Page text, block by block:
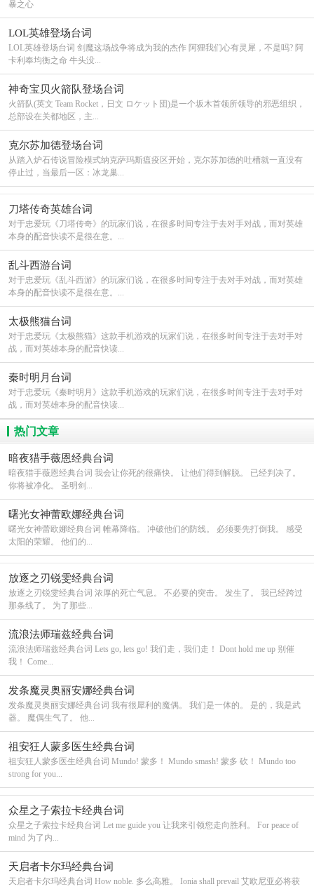
暴之心
LOL英雄登场台词
LOL英雄登场台词 剑魔这场战争将成为我的杰作 阿狸我们心有灵犀，不是吗? 阿
卡利奉均衡之命 牛头没...
神奇宝贝火箭队登场台词
火箭队(英文 Team Rocket，日文 ロケット団)是一个坂木首领所领导的邪恶组织，
总部设在关都地区，主...
克尔苏加德登场台词
从踏入炉石传说冒险模式纳克萨玛斯瘟疫区开始，克尔苏加德的吐槽就一直没有
停止过，当最后一区：冰龙巢...
刀塔传奇英雄台词
对于忠爱玩《刀塔传奇》的玩家们说，在很多时间专注于去对手对战，而对英雄
本身的配音快读不是很在意。...
乱斗西游台词
对于忠爱玩《乱斗西游》的玩家们说，在很多时间专注于去对手对战，而对英雄
本身的配音快读不是很在意。...
太极熊猫台词
对于忠爱玩《太极熊猫》这款手机游戏的玩家们说，在很多时间专注于去对手对
战，而对英雄本身的配音快读...
秦时明月台词
对于忠爱玩《秦时明月》这款手机游戏的玩家们说，在很多时间专注于去对手对
战，而对英雄本身的配音快读...
热门文章
暗夜猎手薇恩经典台词
暗夜猎手薇恩经典台词 我会让你死的很痛快。 让他们得到解脱。 已经判决了。
你将被净化。 圣明剑...
曙光女神蕾欧娜经典台词
曙光女神蕾欧娜经典台词 帷幕降临。 冲破他们的防线。 必须要先打倒我。 感受
太阳的荣耀。 他们的...
放逐之刃锐雯经典台词
放逐之刃锐雯经典台词 浓厚的死亡气息。 不必要的突击。 发生了。 我已经跨过
那条线了。 为了那些...
流浪法师瑞兹经典台词
流浪法师瑞兹经典台词 Lets go, lets go! 我们走，我们走！ Dont hold me up 别催
我！ Come...
发条魔灵奥丽安娜经典台词
发条魔灵奥丽安娜经典台词 我有很犀利的魔偶。 我们是一体的。 是的，我是武
器。 魔偶生气了。 他...
祖安狂人蒙多医生经典台词
祖安狂人蒙多医生经典台词 Mundo! 蒙多！ Mundo smash! 蒙多 砍！ Mundo too
strong for you...
众星之子索拉卡经典台词
众星之子索拉卡经典台词 Let me guide you 让我来引领您走向胜利。 For peace of
mind 为了内...
天启者卡尔玛经典台词
天启者卡尔玛经典台词 How noble. 多么高雅。 Ionia shall prevail 艾欧尼亚必将获